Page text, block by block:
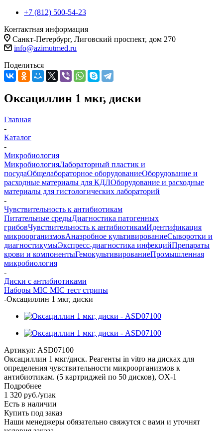
+7 (812) 500-54-23
Контактная информация
Санкт-Петербург, Лиговский проспект, дом 270
info@azimutmed.ru
Поделиться
Оксациллин 1 мкг, диски
Главная
-
Каталог
-
Микробиология
МикробиологияЛабораторный пластик и
посудаОбщелабораторное оборудованиеОборудование и
расходные материалы для КДЛОборудование и расходные
материалы для гистологических лабораторий
-
Чувствительность к антибиотикам
Питательные средыДиагностика патогенных
грибовЧувствительность к антибиотикамИдентификация
микроорганизмовАнаэробное культивированиеСыворотки и
диагностикумыЭкспресс-диагностика инфекцийПрепараты
крови и компонентыГемокультивированиеПромышленная
микробиология
-
Диски с антибиотиками
Наборы MIC MIC тест стрипы
-Оксациллин 1 мкг, диски
Артикул: ASD07100
Оксациллин 1 мкг/диск. Реагенты in vitro на дисках для
определения чувствительности микроорганизмов к
антибиотикам. (5 картриджей по 50 дисков), OX-1
Подробнее
1 320 руб./упак
Есть в наличии
Купить под заказ
Наши менеджеры обязательно свяжутся с вами и уточнят